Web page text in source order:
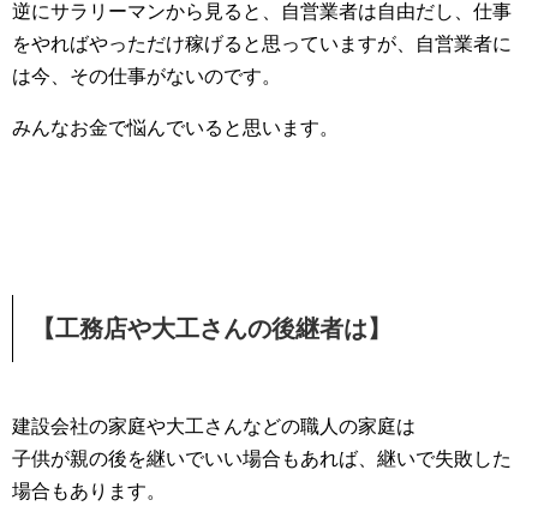
逆にサラリーマンから見ると、自営業者は自由だし、仕事
をやればやっただけ稼げると思っていますが、自営業者に
は今、その仕事がないのです。
みんなお金で悩んでいると思います。
【工務店や大工さんの後継者は】
建設会社の家庭や大工さんなどの職人の家庭は
子供が親の後を継いでいい場合もあれば、継いで失敗した
場合もあります。